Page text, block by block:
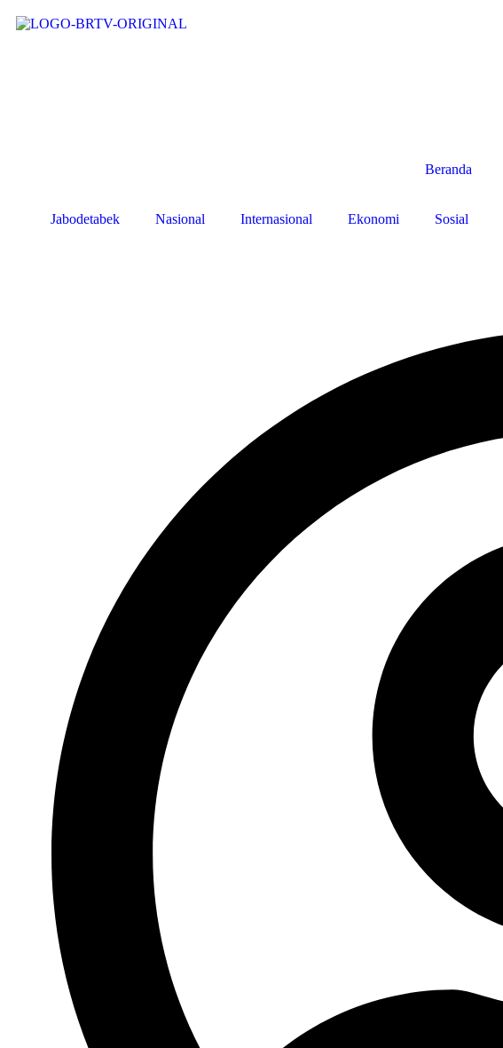
Beranda
Jabodetabek Nasional Internasional Ekonomi Sosial